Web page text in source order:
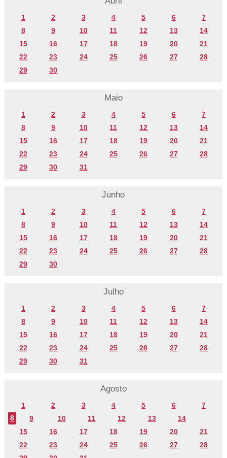
1 2 3 4 5 6
7
8
9 10 11 12 13
14
15
16 17 18 19 20
21
22
23 24 25 26 27
28
29
30
Maio
1 2 3 4 5 6
7
8
9 10 11 12 13
14
15
16 17 18 19 20
21
22
23 24 25 26 27
28
29
30 31
Junho
1 2 3 4 5 6
7
8
9 10 11 12 13
14
15
16 17 18 19 20
21
22
23 24 25 26 27
28
29
30
Julho
1 2 3 4 5 6
7
8
9 10 11 12 13
14
15
16 17 18 19 20
21
22
23 24 25 26 27
28
29
30 31
Agosto
1 2 3 4 5 6
7
8
9 10 11 12 13
14
15
16 17 18 19 20
21
22
23 24 25 26 27
28